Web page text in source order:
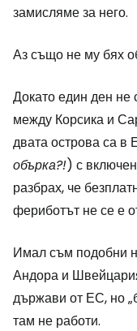
замисляме за него.
Аз също не му бях
Докато един ден не
между Корсика и
двата острова са в
обърка?!) с
разбрах, че
фериботът не се е
Имал съм подобни
Андора и
държави от ЕС, но
там не работи.